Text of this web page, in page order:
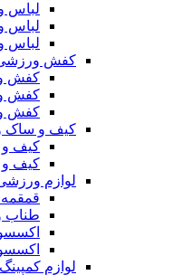
لباس
لباس
لباس
کفش
کفش
کفش
کفش
کیف و ساک
کیف و
کیف و
لوازم
طناب
لوازم